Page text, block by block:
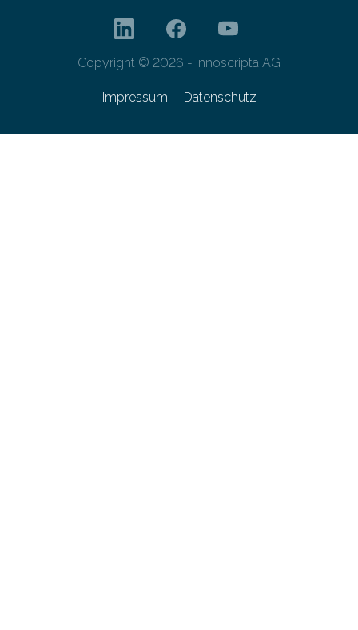
Copyright © 2026 - innoscripta AG
Impressum Datenschutz